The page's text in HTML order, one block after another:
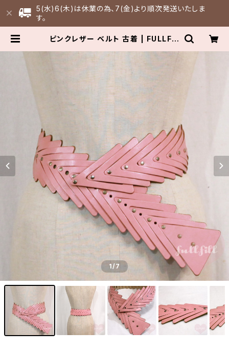
5(水)6(木)は休業の為、7(金)より順次発送いたしま
す。
ピンクレザー ベルト 古着 | FULLFIL
1/7